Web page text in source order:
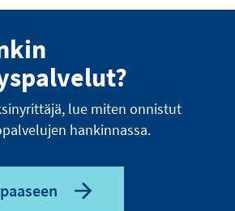
lue miten onnistut
hankinnassa.